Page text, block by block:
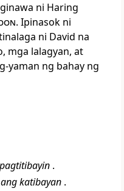
ni Haring
. Ipinasok ni
ni David na
mga lalagyan, at
yaman ng bahay ng
.
katibayan .